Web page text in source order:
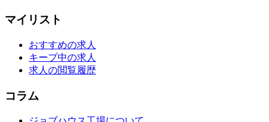
マイリスト
おすすめの求人
キープ中の求人
求人の閲覧履歴
コラム